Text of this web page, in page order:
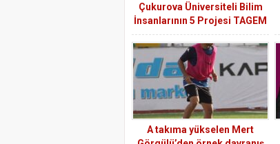
Çukurova Üniversiteli Bilim
İnsanlarının 5 Projesi TAGEM
Tarafından Desteklenecek
A takıma yükselen Mert